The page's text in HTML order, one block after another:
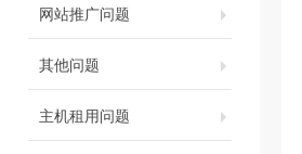
网站推广问题
其他问题
主机租用问题